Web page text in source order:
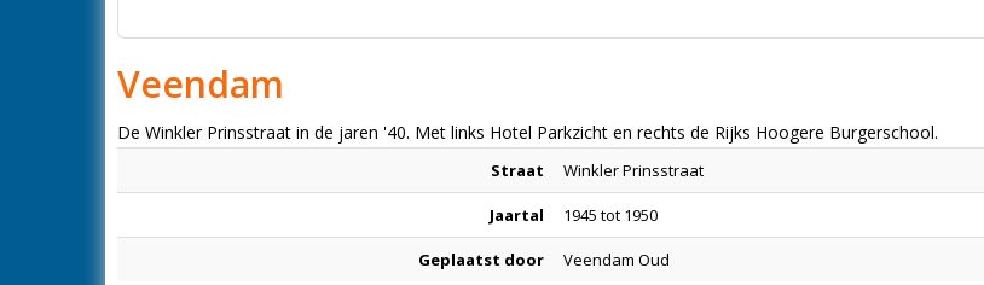
Veendam
De Winkler Prinsstraat in de jaren '40. Met links Hotel Parkzicht en rechts de Rijks Hoogere Burgerschool.
Straat Winkler Prinsstraat
Jaartal 1945 tot 1950
Geplaatst door Veendam Oud